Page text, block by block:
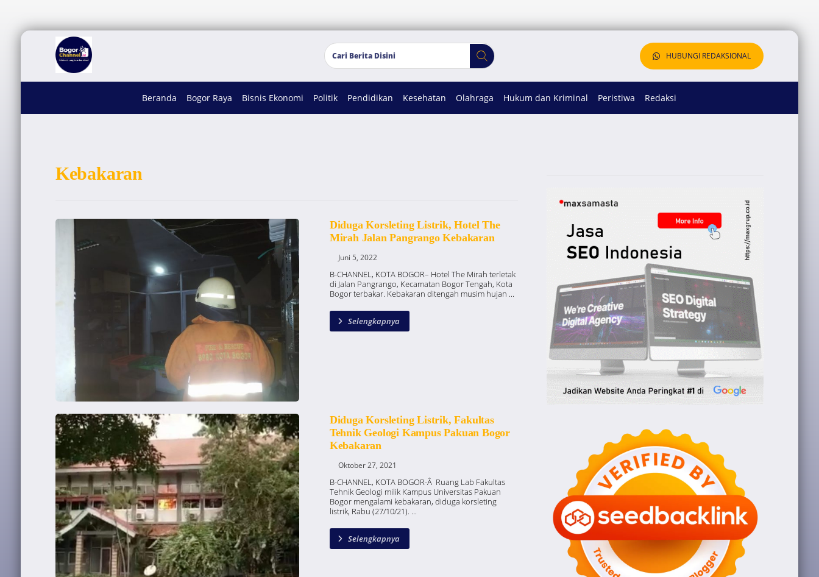
HUBUNGI REDAKSIONAL
Beranda Bogor Raya Bisnis Ekonomi Politik Pendidikan Kesehatan Olahraga Hukum dan Kriminal Peristiwa Redaksi
Kebakaran
Diduga Korsleting Listrik, Hotel The
Mirah Jalan Pangrango Kebakaran
Juni 5, 2022
B-CHANNEL, KOTA BOGOR– Hotel The Mirah terletak
di Jalan Pangrango, Kecamatan Bogor Tengah, Kota
Bogor terbakar. Kebakaran ditengah musim hujan ...
Selengkapnya
Diduga Korsleting Listrik, Fakultas
Tehnik Geologi Kampus Pakuan Bogor
Kebakaran
Oktober 27, 2021
B-CHANNEL, KOTA BOGOR-Â Ruang Lab Fakultas
Tehnik Geologi milik Kampus Universitas Pakuan
Bogor mengalami kebakaran, diduga korsleting
listrik, Rabu (27/10/21). ...
Selengkapnya